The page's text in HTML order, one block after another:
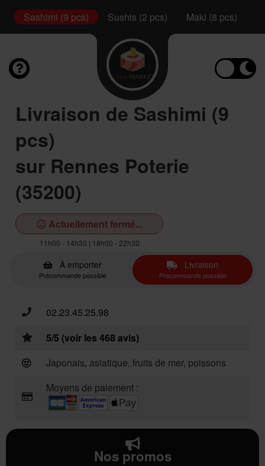
Sashimi (9 pcs) Sushis (2 pcs) Maki (8 pcs)
Livraison de Sashimi (9
pcs)
sur Rennes Poterie
(35200)
Actuellement fermé...
11h00 - 14h30 | 18h00 - 22h30
À emporter
Précommande possible
Livraison
Précommande possible
02.23.45.25.98
5/5 (voir les 468 avis)
Japonais, asiatique, fruits de mer, poissons
Moyens de paiement :
Nos promos